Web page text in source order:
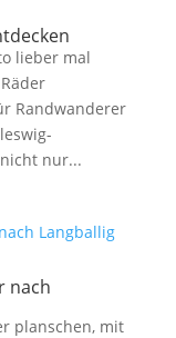
lieber mal
Randwanderer
nur...
nach
planschen, mit